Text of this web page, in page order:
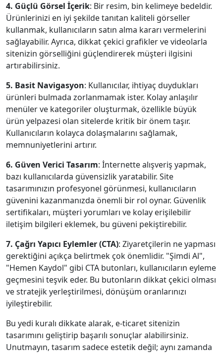
4. Güçlü Görsel İçerik: Bir resim, bin kelimeye bedeldir.
Ürünlerinizi en iyi şekilde tanıtan kaliteli görseller
kullanmak, kullanıcıların satın alma kararı vermelerini
sağlayabilir. Ayrıca, dikkat çekici grafikler ve videolarla
sitenizin görselliğini güçlendirerek müşteri ilgisini
artırabilirsiniz.
5. Basit Navigasyon: Kullanıcılar, ihtiyaç duydukları
ürünleri bulmada zorlanmamak ister. Kolay anlaşılır
menüler ve kategoriler oluşturmak, özellikle büyük
ürün yelpazesi olan sitelerde kritik bir önem taşır.
Kullanıcıların kolayca dolaşmalarını sağlamak,
memnuniyetlerini artırır.
6. Güven Verici Tasarım: İnternette alışveriş yapmak,
bazı kullanıcılarda güvensizlik yaratabilir. Site
tasarımınızın profesyonel görünmesi, kullanıcıların
güvenini kazanmanızda önemli bir rol oynar. Güvenlik
sertifikaları, müşteri yorumları ve kolay erişilebilir
iletişim bilgileri eklemek, bu güveni pekiştirebilir.
7. Çağrı Yapıcı Eylemler (CTA): Ziyaretçilerin ne yapması
gerektiğini açıkça belirtmek çok önemlidir. "Şimdi Al",
"Hemen Kaydol" gibi CTA butonları, kullanıcıların eyleme
geçmesini teşvik eder. Bu butonların dikkat çekici olması
ve stratejik yerleştirilmesi, dönüşüm oranlarınızı
iyileştirebilir.
Bu yedi kuralı dikkate alarak, e-ticaret sitenizin
tasarımını geliştirip başarılı sonuçlar alabilirsiniz.
Unutmayın, tasarım sadece estetik değil; aynı zamanda